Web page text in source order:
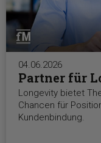
04.06.2026
Partner für
Longevity bietet
Chancen für
Kundenbindung.